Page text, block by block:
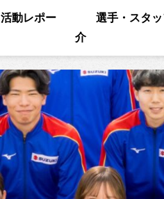
活動レポー
選手・スタ
介